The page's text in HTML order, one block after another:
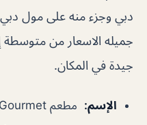
دبي وجزء منه على مول
جميله الاسعار من متوسطة
جيدة في المكان.
الإسم: مطعم Wafi Gourmet